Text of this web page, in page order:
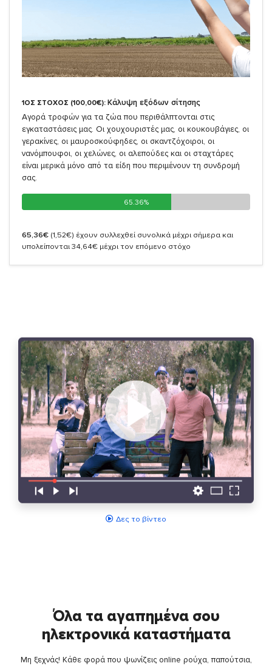
1ΟΣ ΣΤΟΧΟΣ (100,00€): Κάλυψη εξόδων σίτησης
Αγορά τροφών για τα ζώα που περιθάλπτονται στις
εγκαταστάσεις μας. Οι χουχουριστές μας, οι κουκουβάγιες, οι
γερακίνες, οι μαυροσκούφηδες, οι σκαντζόχοιροι, οι
νανόμπουφοι, οι χελώνες, οι αλεπούδες και οι σταχτάρες
είναι μερικά μόνο από τα είδη που περιμένουν τη συνδρομή
σας.
65.36%
65.36%
65,36€ (1,52€) έχουν συλλεχθεί συνολικά μέχρι σήμερα και
υπολείπονται 34,64€ μέχρι τον επόμενο στόχο
Δες το βίντεο
Όλα τα αγαπημένα σου
ηλεκτρονικά καταστήματα
Μη ξεχνάς! Κάθε φορά που ψωνίζεις online ρούχα, παπούτσια,